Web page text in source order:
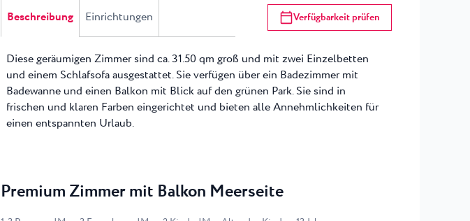
Beschreibung Einrichtungen Verfügbarkeit prüfen
Diese geräumigen Zimmer sind ca. 31.50 qm groß und mit zwei Einzelbetten
und einem Schlafsofa ausgestattet. Sie verfügen über ein Badezimmer mit
Badewanne und einen Balkon mit Blick auf den grünen Park. Sie sind in
frischen und klaren Farben eingerichtet und bieten alle Annehmlichkeiten für
einen entspannten Urlaub.
Premium Zimmer mit Balkon Meerseite